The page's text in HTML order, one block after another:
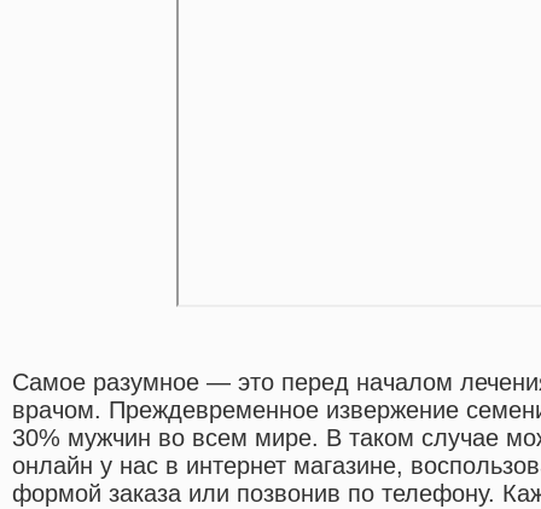
Самое разумное — это перед началом
врачом. Преждевременное извержение
30% мужчин во всем мире. В таком случае
онлайн у нас в интернет магазине,
формой заказа или позвонив по телефону.